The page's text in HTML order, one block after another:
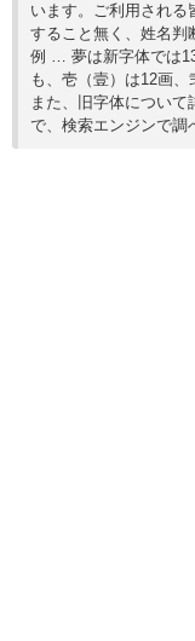
います。ご利用される
すること無く、姓名判
例 … 夢は新字体では
も、壱（壹）は12画、
また、旧字体につい
で、検索エンジンで調